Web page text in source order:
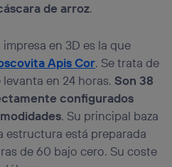
de arroz.
en 3D es la que
Apis Cor. Se trata de
levanta en 24 horas.Son 38
configurados
. Su principal baza
estructura está preparada
de 60 bajo cero. Su coste